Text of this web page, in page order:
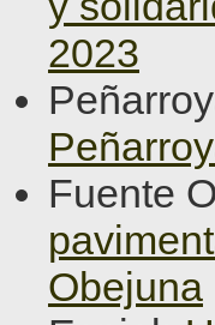
2023
Fuente
Obejuna